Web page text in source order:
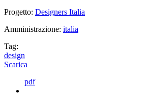
Progetto: Designers Italia
Amministrazione: italia
Tag:
design
Scarica
pdf